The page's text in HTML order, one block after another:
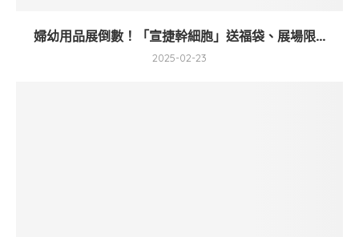
婦幼用品展倒數！「宣捷幹細胞」送福袋、展場限...
2025-02-23